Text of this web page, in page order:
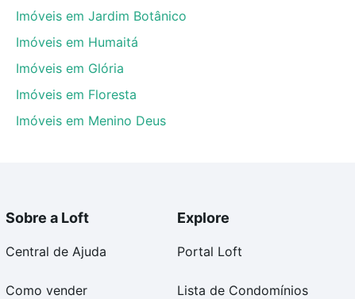
Imóveis em Jardim Botânico
Imóveis em Humaitá
Imóveis em Glória
Imóveis em Floresta
Imóveis em Menino Deus
Sobre a Loft
Central de Ajuda
Como vender
Explore
Portal Loft
Lista de Condomínios